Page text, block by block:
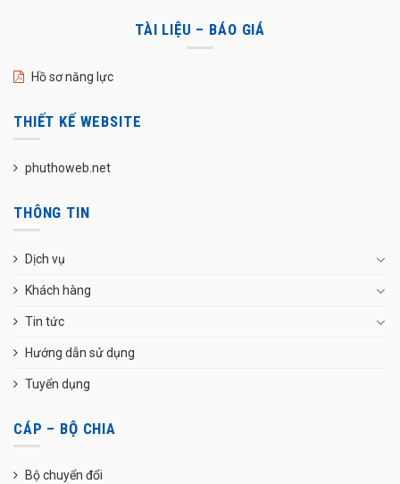
TÀI LIỆU – BÁO GIÁ
Hồ sơ năng lực
THIẾT KẾ WEBSITE
phuthoweb.net
THÔNG TIN
Dịch vụ
Khách hàng
Tin tức
Hướng dẫn sử dụng
Tuyển dụng
CÁP – BỘ CHIA
Bộ chuyển đổi